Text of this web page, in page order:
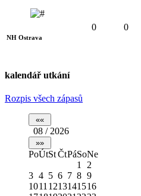
NH Ostrava
0 0
kalendář utkání
Rozpis všech zápasů
08 / 2026
PoÚtStČtPáSoNe
1
2
3 4 5 6 7 8 9
1011 1213141516